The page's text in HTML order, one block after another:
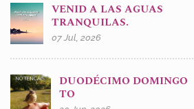
VENID A LAS AGUAS
TRANQUILAS.
07 Jul, 2026
DUODÉCIMO DOMINGO
TO